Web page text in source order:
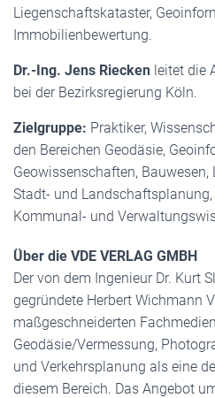
Liegenschaftskataster,
Immobilienbewertung.
Dr.-Ing. Jens Riecken leitet die
bei der Bezirksregierung Köln.
Zielgruppe: Praktiker,
den Bereichen Geodäsie,
Geowissenschaften,
Stadt- und
Kommunal- und
Über die VDE VERLAG GMBH
Der von dem Ingenieur Dr. Kurt
gegründete Herbert Wichmann
maßgeschneiderten
Geodäsie/Vermessung,
und Verkehrsplanung als eine
diesem Bereich. Das Angebot